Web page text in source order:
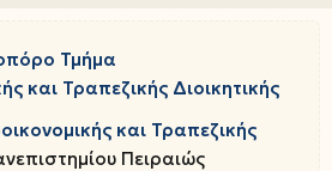
Τμήμα
και Τραπεζικής Διοικητικής
και Τραπεζικής
Πειραιώς